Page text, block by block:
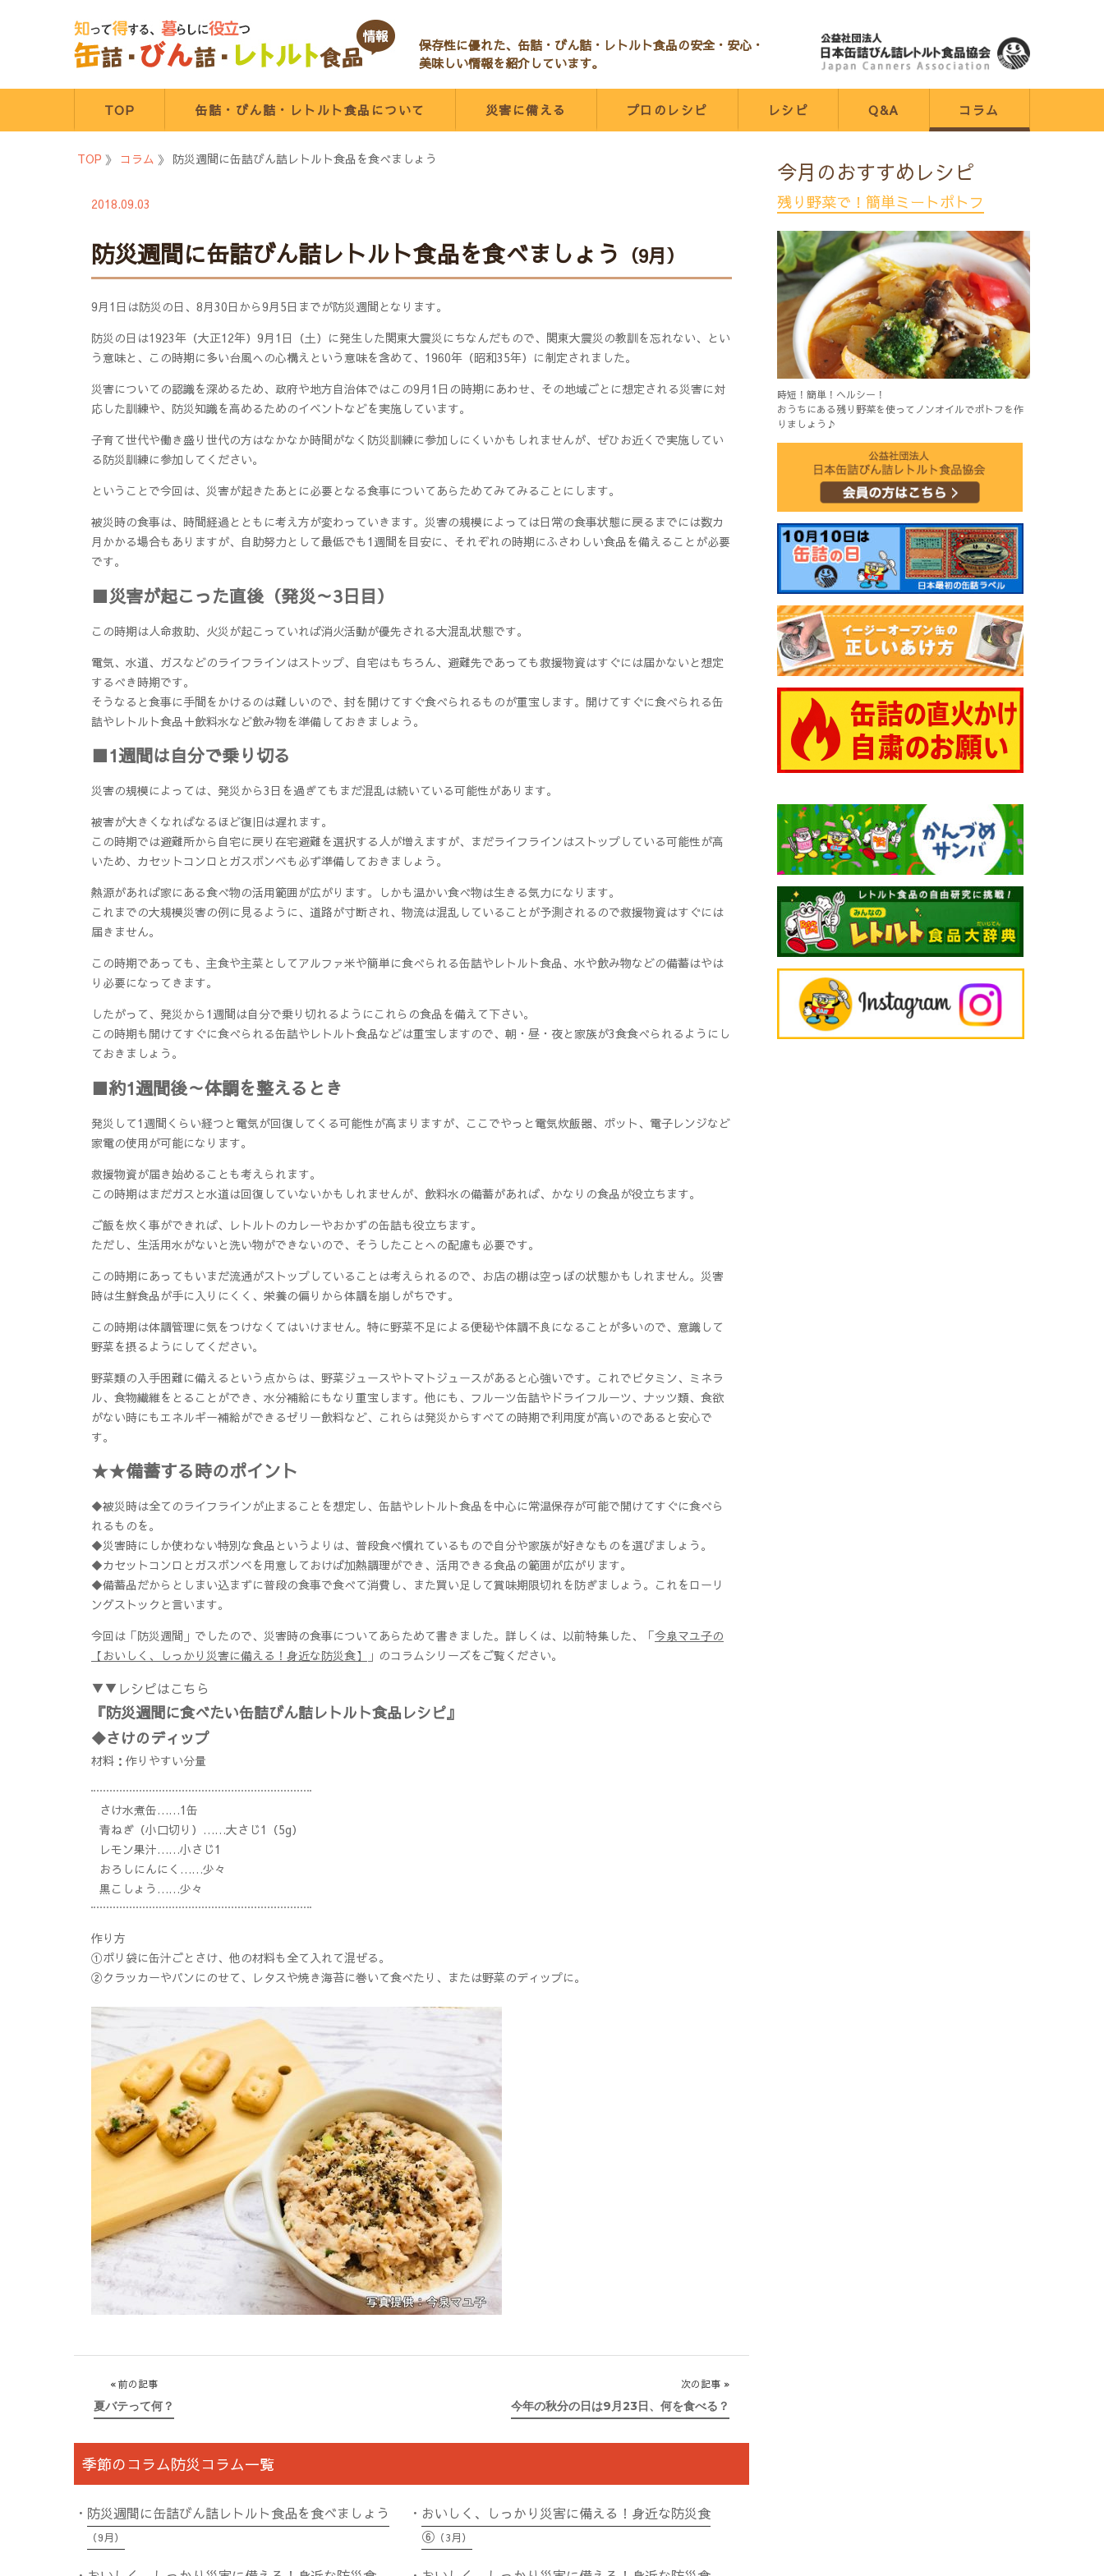
ツ
ス
保存性に優れた、缶詰・びん詰・レトルト食品の安全・安心・
美味しい情報を紹介しています。
TOP 缶詰・びん詰・レトルト食品について 災害に備える プロのレシピ レシピ Q&A コラム
TOP 》 コラム 》 防災週間に缶詰びん詰レトルト食品を食べましょう
2018.09.03
防災週間に缶詰びん詰レトルト食品を食べましょう （9月）
9月1日は防災の日、8月30日から9月5日までが防災週間となります。
防災の日は1923年（大正12年）9月1日（土）に発生した関東大震災にちなんだもので、関東大震災の教訓を忘れない、とい
う意味と、この時期に多い台風への心構えという意味を含めて、1960年（昭和35年）に制定されました。
災害についての認識を深めるため、政府や地方自治体ではこの9月1日の時期にあわせ、その地域ごとに想定される災害に対
応した訓練や、防災知識を高めるためのイベントなどを実施しています。
子育て世代や働き盛り世代の方はなかなか時間がなく防災訓練に参加しにくいかもしれませんが、ぜひお近くで実施してい
る防災訓練に参加してください。
ということで今回は、災害が起きたあとに必要となる食事についてあらためてみてみることにします。
被災時の食事は、時間経過とともに考え方が変わっていきます。災害の規模によっては日常の食事状態に戻るまでには数カ
月かかる場合もありますが、自助努力として最低でも1週間を目安に、それぞれの時期にふさわしい食品を備えることが必要
です。
■災害が起こった直後（発災～3日目）
この時期は人命救助、火災が起こっていれば消火活動が優先される大混乱状態です。
電気、水道、ガスなどのライフラインはストップ、自宅はもちろん、避難先であっても救援物資はすぐには届かないと想定
するべき時期です。
そうなると食事に手間をかけるのは難しいので、封を開けてすぐ食べられるものが重宝します。開けてすぐに食べられる缶
詰やレトルト食品＋飲料水など飲み物を準備しておきましょう。
■1週間は自分で乗り切る
災害の規模によっては、発災から3日を過ぎてもまだ混乱は続いている可能性があります。
被害が大きくなればなるほど復旧は遅れます。
この時期では避難所から自宅に戻り在宅避難を選択する人が増えますが、まだライフラインはストップしている可能性が高
いため、カセットコンロとガスボンベも必ず準備しておきましょう。
熱源があれば家にある食べ物の活用範囲が広がります。しかも温かい食べ物は生きる気力になります。
これまでの大規模災害の例に見るように、道路が寸断され、物流は混乱していることが予測されるので救援物資はすぐには
届きません。
この時期であっても、主食や主菜としてアルファ米や簡単に食べられる缶詰やレトルト食品、水や飲み物などの備蓄はやは
り必要になってきます。
したがって、発災から1週間は自分で乗り切れるようにこれらの食品を備えて下さい。
この時期も開けてすぐに食べられる缶詰やレトルト食品などは重宝しますので、朝・昼・夜と家族が3食食べられるようにし
ておきましょう。
■約1週間後～体調を整えるとき
発災して1週間くらい経つと電気が回復してくる可能性が高まりますが、ここでやっと電気炊飯器、ポット、電子レンジなど
家電の使用が可能になります。
救援物資が届き始めることも考えられます。
この時期はまだガスと水道は回復していないかもしれませんが、飲料水の備蓄があれば、かなりの食品が役立ちます。
ご飯を炊く事ができれば、レトルトのカレーやおかずの缶詰も役立ちます。
ただし、生活用水がないと洗い物ができないので、そうしたことへの配慮も必要です。
この時期にあってもいまだ流通がストップしていることは考えられるので、お店の棚は空っぽの状態かもしれません。災害
時は生鮮食品が手に入りにくく、栄養の偏りから体調を崩しがちです。
この時期は体調管理に気をつけなくてはいけません。特に野菜不足による便秘や体調不良になることが多いので、意識して
野菜を摂るようにしてください。
野菜類の入手困難に備えるという点からは、野菜ジュースやトマトジュースがあると心強いです。これでビタミン、ミネラ
ル、食物繊維をとることができ、水分補給にもなり重宝します。他にも、フルーツ缶詰やドライフルーツ、ナッツ類、食欲
がない時にもエネルギー補給ができるゼリー飲料など、これらは発災からすべての時期で利用度が高いのであると安心で
す。
★★備蓄する時のポイント
◆被災時は全てのライフラインが止まることを想定し、缶詰やレトルト食品を中心に常温保存が可能で開けてすぐに食べら
れるものを。
◆災害時にしか使わない特別な食品というよりは、普段食べ慣れているもので自分や家族が好きなものを選びましょう。
◆カセットコンロとガスボンベを用意しておけば加熱調理ができ、活用できる食品の範囲が広がります。
◆備蓄品だからとしまい込まずに普段の食事で食べて消費し、また買い足して賞味期限切れを防ぎましょう。これをローリ
ングストックと言います。
今回は「防災週間」でしたので、災害時の食事についてあらためて書きました。詳しくは、以前特集した、「今泉マユ子の
【おいしく、しっかり災害に備える！身近な防災食】
」のコラムシリーズをご覧ください。
▼▼レシピはこちら
『防災週間に食べたい缶詰びん詰レトルト食品レシピ』
◆さけのディップ
材料：作りやすい分量
さけ水煮缶……1缶
青ねぎ（小口切り）……大さじ1（5g）
レモン果汁……小さじ1
おろしにんにく……少々
黒こしょう……少々
作り方
①ポリ袋に缶汁ごとさけ、他の材料も全て入れて混ぜる。
②クラッカーやパンにのせて、レタスや焼き海苔に巻いて食べたり、または野菜のディップに。
投
稿
ナ
ビ
ゲ
ー
シ
ョ
前の記事
夏バテって何？
次の記事
今年の秋分の日は9月23日、何を食べる？
季節のコラム防災コラム一覧
防災週間に缶詰びん詰レトルト食品を食べましょう
（9月）
おいしく、しっかり災害に備える！身近な防災食
⑥（3月）
今月のおすすめレシピ
残り野菜で！簡単ミートポトフ
時短！簡単！ヘルシー！
おうちにある残り野菜を使ってノンオイルでポトフを作
りましょう♪